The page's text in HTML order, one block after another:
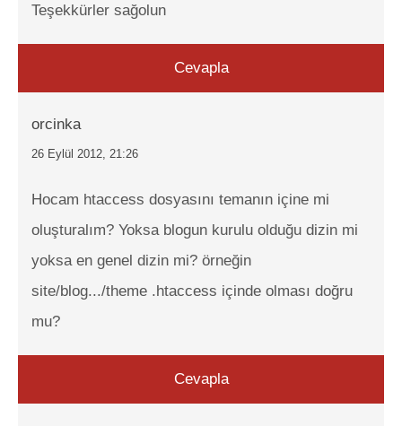
Teşekkürler sağolun
Cevapla
orcinka
26 Eylül 2012, 21:26
Hocam htaccess dosyasını temanın içine mi
oluşturalım? Yoksa blogun kurulu olduğu dizin mi
yoksa en genel dizin mi? örneğin
site/blog.../theme .htaccess içinde olması doğru
mu?
Cevapla